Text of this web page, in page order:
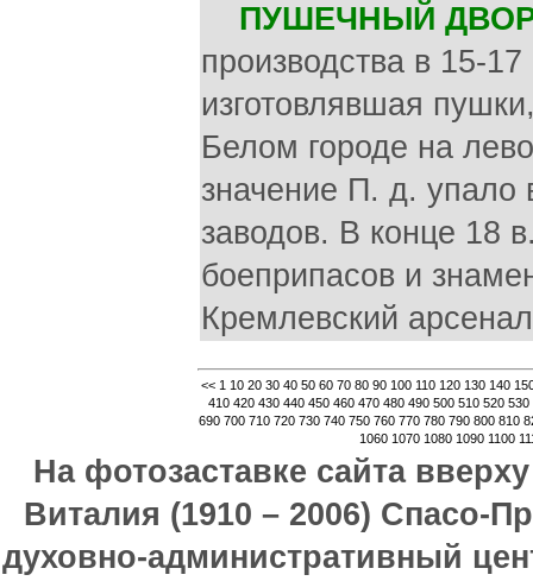
ПУШЕЧНЫЙ ДВОР
производства в 15-
изготовлявшая
Белом городе на
значение П. д. упало
заводов. В конце 18
боеприпасов и
Кремлевский
<< 1 10 20 30 40 50 60 70 80 90 100 110 120 130 140
410 420 430 440 450 460 470 480 490 500 510 520 530
690 700 710 720 730 740 750 760 770 780 790 800 810
1060 1070 1080 1090 1100
На фотозаставке сайта
Виталия (1910 – 2006) Спасо-
духовно-административный